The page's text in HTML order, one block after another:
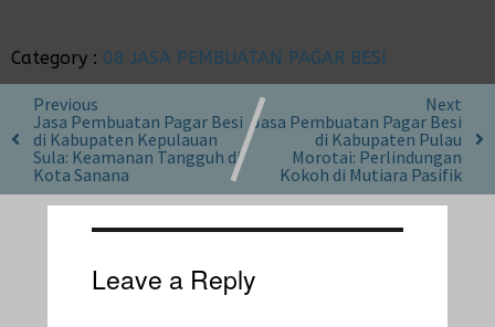
Category : 08 JASA PEMBUATAN PAGAR BESI
Previous
Jasa Pembuatan Pagar Besi
di Kabupaten Kepulauan
Sula: Keamanan Tangguh di
Kota Sanana
Next
Jasa Pembuatan Pagar Besi
di Kabupaten Pulau
Morotai: Perlindungan
Kokoh di Mutiara Pasifik
Leave a Reply